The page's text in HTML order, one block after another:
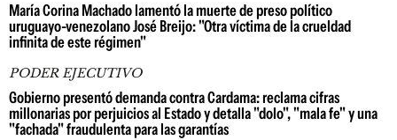
María Corina Machado lamentó la muerte de preso político
uruguayo-venezolano José Breijo: "Otra víctima de la crueldad
infinita de este régimen"
PODER EJECUTIVO
Gobierno presentó demanda contra Cardama: reclama cifras
millonarias por perjuicios al Estado y detalla "dolo", "mala fe" y una
"fachada" fraudulenta para las garantías